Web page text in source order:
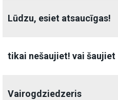
Lūdzu, esiet atsaucīgas!
tikai nešaujiet! vai šaujiet
Vairogdziedzeris